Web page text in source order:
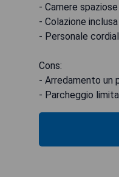
- Camere
- Colazione
- Personale
Cons:
- Arredamento un
- Parcheggio